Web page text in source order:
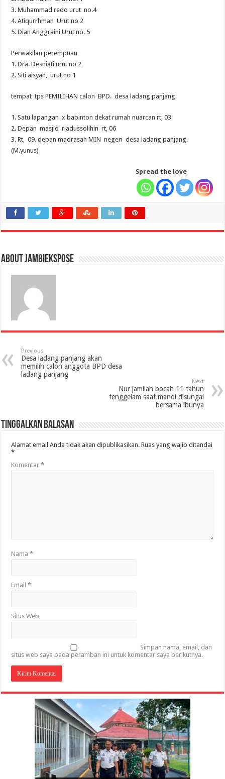
3. Muhammad redo urut no.4
4. Atiqurrhman Urut no 2
5. Dian Anggraini Urut no. 5
Perwakilan perempuan
1. Dra. Desniati urut no 2
2. Siti aisyah, urut no 1
tempat tps PEMILIHAN calon BPD. desa ladang panjang
1. Satu lapangan x babinton dekat rumah nuarcan rt, 03
2. Depan masjid riadussolihin rt, 06
3. Rt, 09. depan madrasah MIN negeri desa ladang panjang.
(M.yunus)
Spread the love
About jambiekspose
Previous
Desa ladang panjang akan
memilih calon anggota BPD desa
ladang panjang
Next
Nur jamilah bocah 11 tahun
tenggelam saat mandi disungai
bersama ibunya
Tinggalkan Balasan
Alamat email Anda tidak akan dipublikasikan. Ruas yang wajib ditandai
*
Komentar*
Nama*
Email*
Situs Web
Simpan nama, email, dan
situs web saya pada peramban ini untuk komentar saya berikutnya.
Gubernur Al Haris: Lomba Cerdas Cermat Sarana
Gubernur Al Haris Dorong Koperasi Merah Putih
Sosok Fenomenal yang Menggetarkan